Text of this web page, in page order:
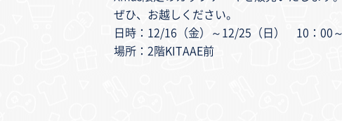
ぜひ、お越しください。
日時：12/16（金）～12/25（日） 10：00
場所：2階KITAAE前